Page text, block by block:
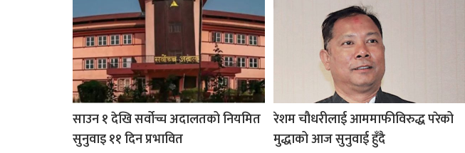
साउन १ देखि सर्वोच्च अदालतको नियमित
सुनुवाइ ११ दिन प्रभावित
रेशम चौधरीलाई आममाफीविरुद्ध परेको
मुद्धाको आज सुनुवाई हुँदै